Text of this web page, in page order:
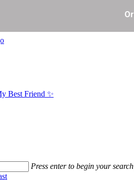
Best Friend ✨
Press enter to begin your search